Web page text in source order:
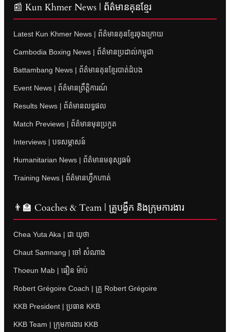
📰 Kun Khmer News | ព័ត៌មានគុនខ្មែរ
Latest Kun Khmer News | ព័ត៌មានគុនខ្មែរចុងក្រោយ
Cambodia Boxing News | ព័ត៌មានប្រដាល់កម្ពុជា
Battambang News | ព័ត៌មានគុនខ្មែរបាត់ដំបង
Event News | ព័ត៌មានព្រឹត្តិការណ៍
Results News | ព័ត៌មានលទ្ធផល
Match Previews | ព័ត៌មានមុនប្រកួត
Interviews | បទសម្ភាសន៍
Humanitarian News | ព័ត៌មានមនុស្សធម៌
Training News | ព័ត៌មានហ្វឹកហាត់
👨‍🏫 Coaches & Team | គ្រូបង្វឹក និងក្រុមការងារ
Chea Yuta Aka | ជា យុថា
Chaut Samnang | ចៅ សំណាង
Thoeun Mab | ធឿន ម៉ាប់
Robert Grégoire Coach | គ្រូ Robert Grégoire
KKB President | ប្រធាន KKB
KKB Team | ក្រុមការងារ KKB